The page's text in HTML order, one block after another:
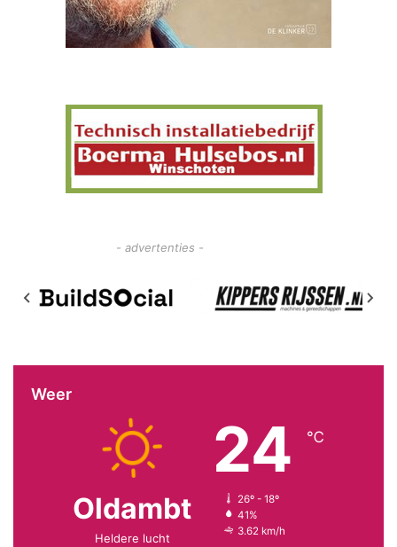
- advertenties -
Weer
Oldambt
Heldere lucht
24 ℃
26º - 18º
41%
3.62 km/h